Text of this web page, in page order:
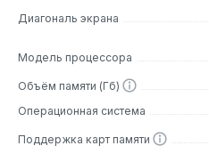
высоким качеством звука. Он
надежно держать устройство
Его компактные размеры и
Диагональ экрана
Модель процессора
Объём памяти (Гб)
Операционная система
Поддержка карт памяти